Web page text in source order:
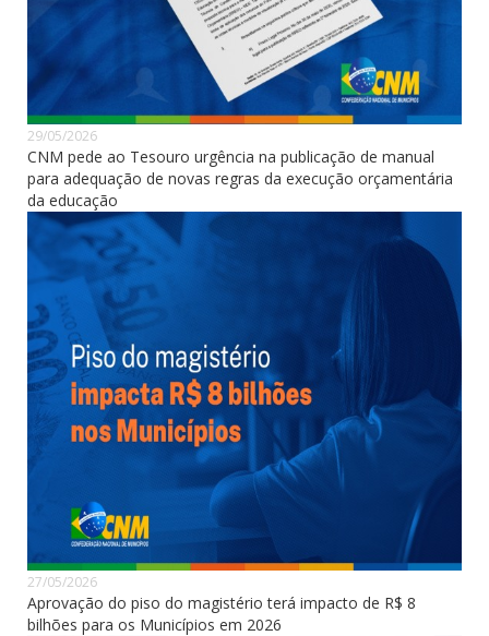
29/05/2026
CNM pede ao Tesouro urgência na publicação de manual
para adequação de novas regras da execução orçamentária
da educação
27/05/2026
Aprovação do piso do magistério terá impacto de R$ 8
bilhões para os Municípios em 2026